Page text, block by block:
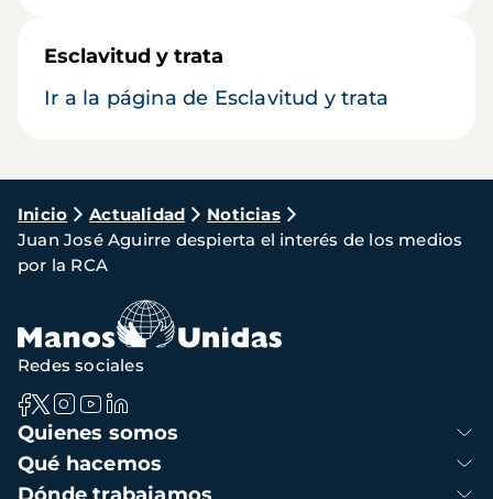
Esclavitud y trata
Ir a la página de Esclavitud y trata
Ruta
de
navegación
Inicio Actualidad
Noticias
Juan José Aguirre despierta el interés de los medios
por la RCA
Navegación
principal
Quienes somos
Qué hacemos
Redes sociales